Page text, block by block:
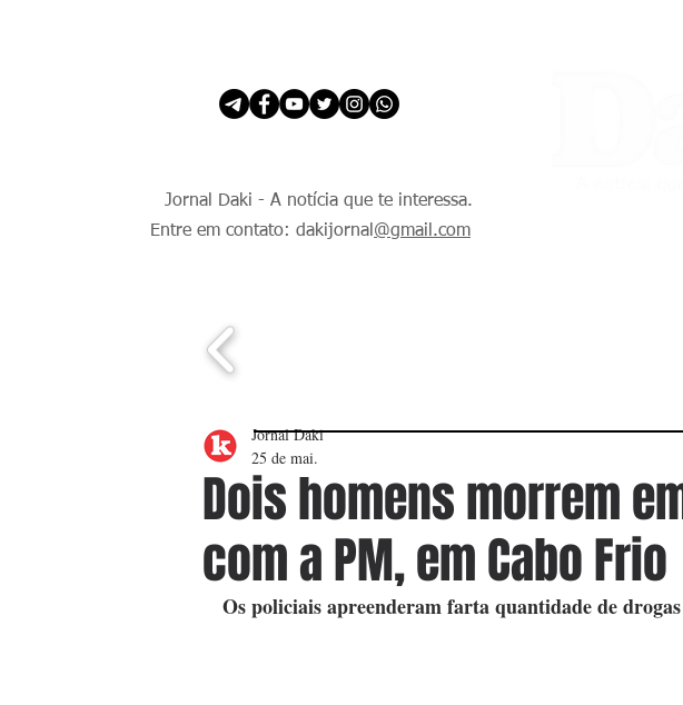
Jornal Daki - A notícia que te interessa.
Entre em contato: dakijornal @gmail.com
Dois homens morrem
com a PM, em Cabo Frio
Jornal Daki
25 de mai.
Os policiais apreenderam farta quantidade de